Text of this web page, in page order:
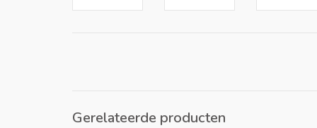
Gerelateerde producten